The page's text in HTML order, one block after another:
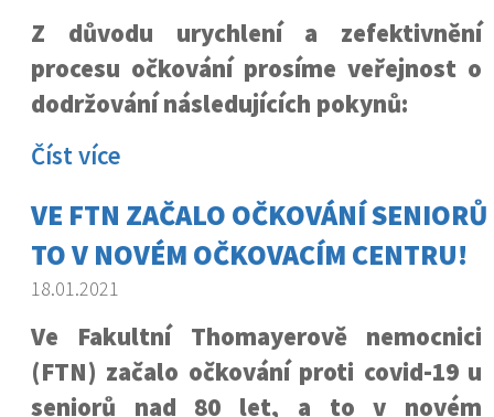
Z důvodu urychlení a zefektivnění
procesu očkování prosíme veřejnost o
dodržování následujících pokynů:
Číst více
VE FTN ZAČALO OČKOVÁNÍ
TO V NOVÉM OČKOVACÍM CENTRU!
18.01.2021
Ve Fakultní Thomayerově nemocnici
(FTN) začalo očkování proti covid-19 u
seniorů nad 80 let, a to v novém